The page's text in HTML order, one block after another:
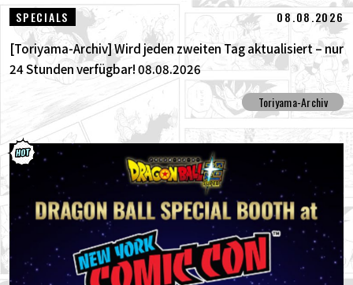
SPECIALS 08.08.2026
[Toriyama-Archiv] Wird jeden zweiten Tag aktualisiert – nur
24 Stunden verfügbar! 08.08.2026
Toriyama-Archiv